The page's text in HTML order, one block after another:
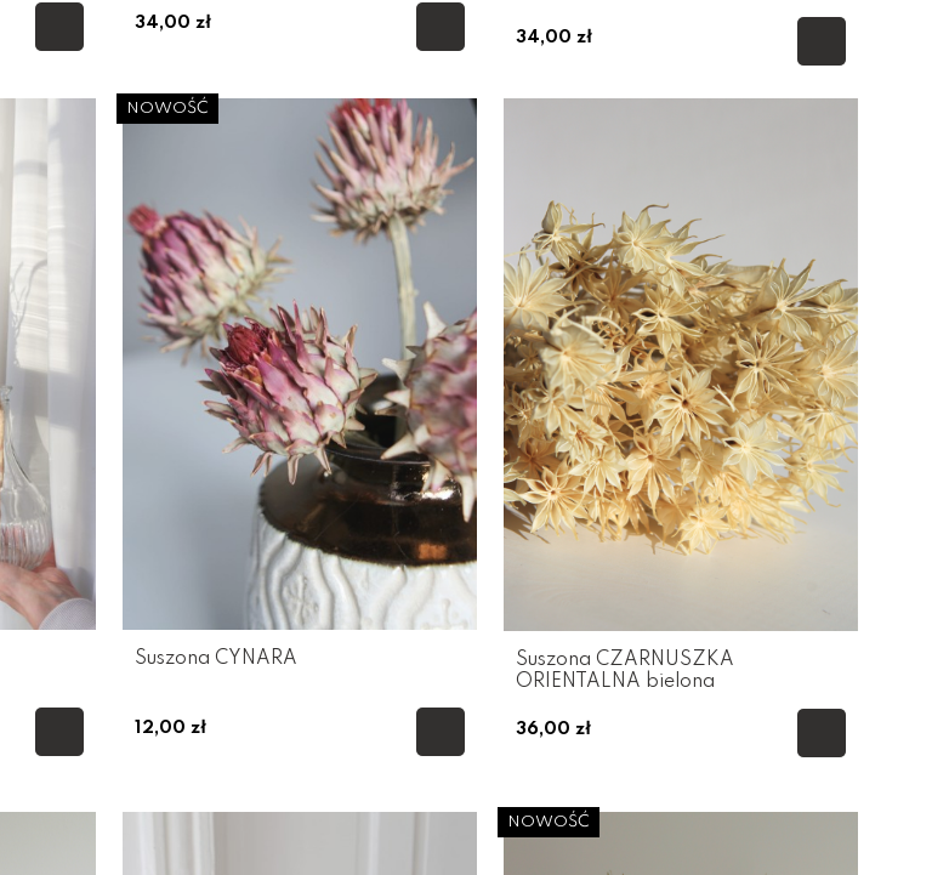
34,00 zł
34,00 zł
Suszona CYNARA
12,00 zł
NOWOŚĆ
Suszona CZARNUSZKA
ORIENTALNA bielona
36,00 zł
NOWOŚĆ